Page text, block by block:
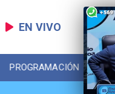
EN VIVO
PROGRAMACIÓN